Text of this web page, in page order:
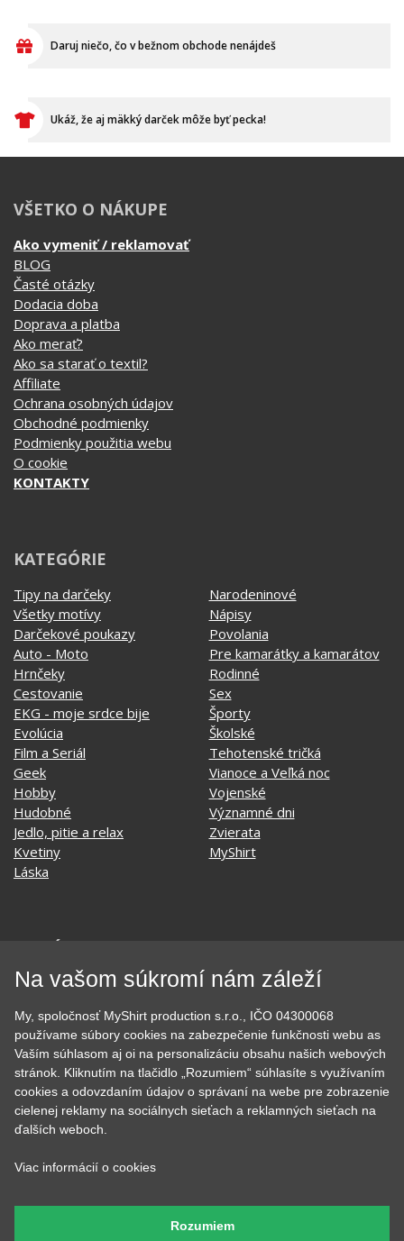
Daruj niečo, čo v bežnom obchode nenájdeš
Ukáž, že aj mäkký darček môže byť pecka!
VŠETKO O NÁKUPE
Ako vymeniť / reklamovať
BLOG
Časté otázky
Dodacia doba
Doprava a platba
Ako merať?
Ako sa starať o textil?
Affiliate
Ochrana osobných údajov
Obchodné podmienky
Podmienky použitia webu
O cookie
KONTAKTY
KATEGÓRIE
Tipy na darčeky
Všetky motívy
Darčekové poukazy
Auto - Moto
Hrnčeky
Cestovanie
EKG - moje srdce bije
Evolúcia
Film a Seriál
Geek
Hobby
Hudobné
Jedlo, pitie a relax
Kvetiny
Láska
Narodeninové
Nápisy
Povolania
Pre kamarátky a kamarátov
Rodinné
Sex
Športy
Školské
Tehotenské tričká
Vianoce a Veľká noc
Vojenské
Významné dni
Zvierata
MyShirt
SOCIÁLNE SIETE
KONTAKT
MyShirt production s.r.o.
+420 606 105 375
46601 Jablonec nad Nisou, Česko
Na vašom súkromí nám záleží
My, spoločnosť MyShirt production s.r.o., IČO 04300068
používame súbory cookies na zabezpečenie funkčnosti webu as
Vaším súhlasom aj oi na personalizáciu obsahu našich webových
stránok. Kliknutím na tlačidlo „Rozumiem“ súhlasíte s využívaním
cookies a odovzdaním údajov o správaní na webe pre zobrazenie
cielenej reklamy na sociálnych sieťach a reklamných sieťach na
ďalších weboch.
Viac informácií o cookies
Rozumiem